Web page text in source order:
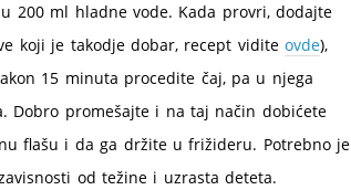
200 ml hladne vode. Kada provri, dodajte
koji je takodje dobar, recept viditeovde),
15 minuta procedite čaj, pa u njega
Dobro promešajte i na taj način dobićete
flašu i da ga držite u frižideru. Potrebno je
od težine i uzrasta deteta.